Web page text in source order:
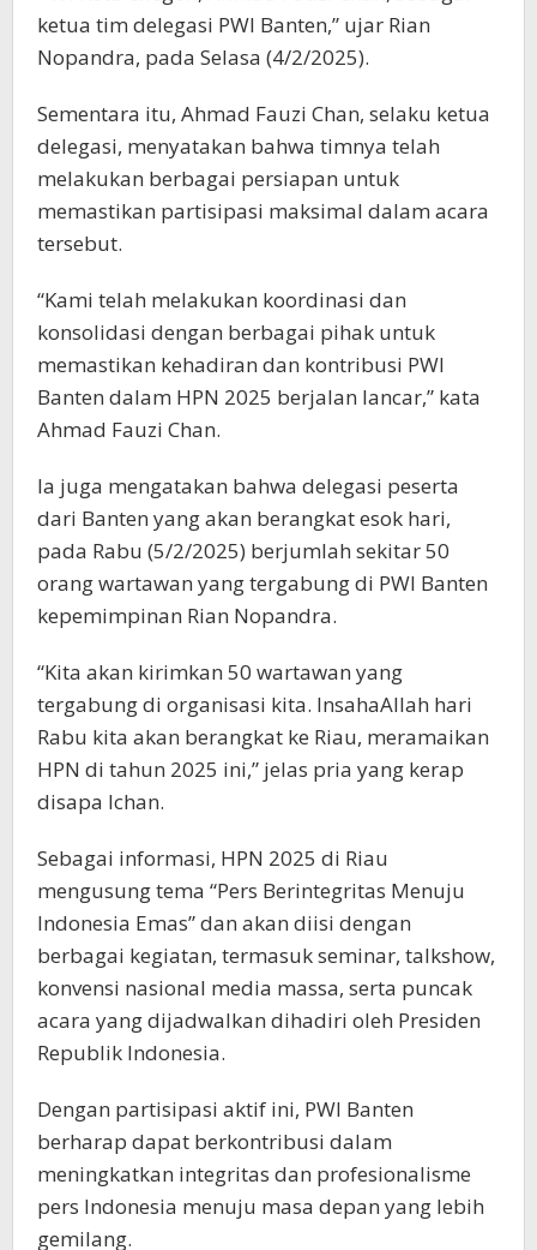
ketua tim delegasi PWI Banten,” ujar Rian
Nopandra, pada Selasa (4/2/2025).
Sementara itu, Ahmad Fauzi Chan, selaku ketua
delegasi, menyatakan bahwa timnya telah
melakukan berbagai persiapan untuk
memastikan partisipasi maksimal dalam acara
tersebut.
“Kami telah melakukan koordinasi dan
konsolidasi dengan berbagai pihak untuk
memastikan kehadiran dan kontribusi PWI
Banten dalam HPN 2025 berjalan lancar,” kata
Ahmad Fauzi Chan.
Ia juga mengatakan bahwa delegasi peserta
dari Banten yang akan berangkat esok hari,
pada Rabu (5/2/2025) berjumlah sekitar 50
orang wartawan yang tergabung di PWI Banten
kepemimpinan Rian Nopandra.
“Kita akan kirimkan 50 wartawan yang
tergabung di organisasi kita. InsahaAllah hari
Rabu kita akan berangkat ke Riau, meramaikan
HPN di tahun 2025 ini,” jelas pria yang kerap
disapa Ichan.
Sebagai informasi, HPN 2025 di Riau
mengusung tema “Pers Berintegritas Menuju
Indonesia Emas” dan akan diisi dengan
berbagai kegiatan, termasuk seminar, talkshow,
konvensi nasional media massa, serta puncak
acara yang dijadwalkan dihadiri oleh Presiden
Republik Indonesia.
Dengan partisipasi aktif ini, PWI Banten
berharap dapat berkontribusi dalam
meningkatkan integritas dan profesionalisme
pers Indonesia menuju masa depan yang lebih
gemilang.